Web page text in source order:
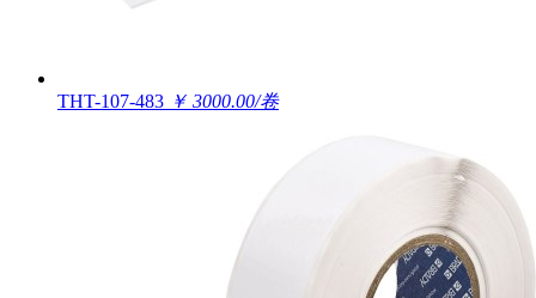
THT-107-483 ￥ 3000.00/卷